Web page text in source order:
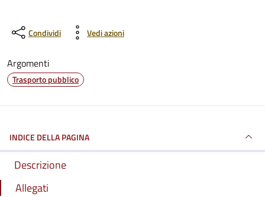
Condividi Vedi azioni
Argomenti
Trasporto pubblico
INDICE DELLA PAGINA
Descrizione
Allegati